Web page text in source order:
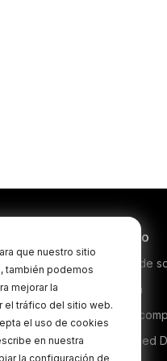
que nuestro sitio
también podemos
mejorar la
el tráfico del sitio web.
el uso de cookies
en nuestra
la configuración de
Servicio
Centro de
Garantía
Dónde
Authorised